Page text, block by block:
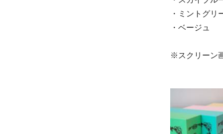
・ミントグリ
・ベージュ
※スクリーン